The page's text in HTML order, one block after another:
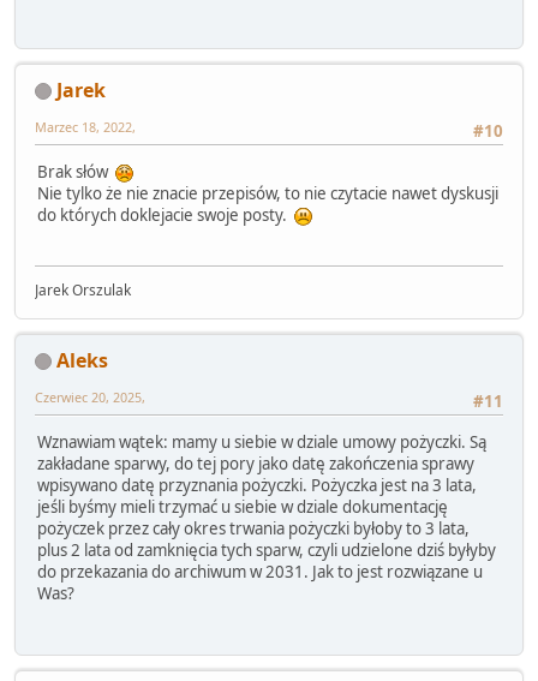
Jarek
#10
Marzec 18, 2022,
Brak słów
Nie tylko że nie znacie przepisów, to nie czytacie nawet dyskusji
do których doklejacie swoje posty.
Jarek Orszulak
Aleks
#11
Czerwiec 20, 2025,
Wznawiam wątek: mamy u siebie w dziale umowy pożyczki. Są
zakładane sparwy, do tej pory jako datę zakończenia sprawy
wpisywano datę przyznania pożyczki. Pożyczka jest na 3 lata,
jeśli byśmy mieli trzymać u siebie w dziale dokumentację
pożyczek przez cały okres trwania pożyczki byłoby to 3 lata,
plus 2 lata od zamknięcia tych sparw, czyli udzielone dziś byłyby
do przekazania do archiwum w 2031. Jak to jest rozwiązane u
Was?